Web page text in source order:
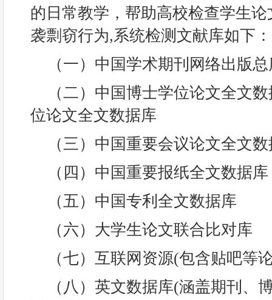
的日常教学，帮助高校检查学生
袭剽窃行为,系统检测文献库如下：
（一）中国学术期刊网络出版
（二）中国博士学位论文全文
位论文全文数据库
（三）中国重要会议论文全文
（四）中国重要报纸全文数据库
（五）中国专利全文数据库
（六）大学生论文联合比对库
（七）互联网资源(包含贴吧等
（八）英文数据库(涵盖期刊、